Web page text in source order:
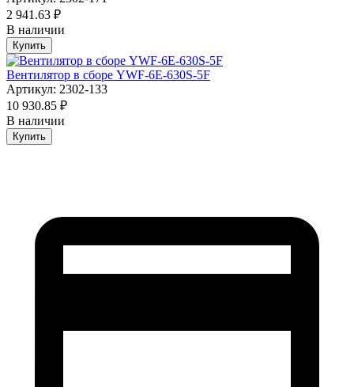
2 941.63 ₽
В наличии
Купить
Вентилятор в сборе YWF-6E-630S-5F
Артикул: 2302-133
10 930.85 ₽
В наличии
Купить